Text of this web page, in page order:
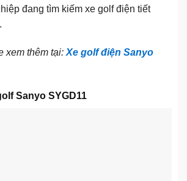
đang tìm kiếm xe golf điện tiết
xem thêm tại: Xe golf điện Sanyo
Sanyo SYGD11